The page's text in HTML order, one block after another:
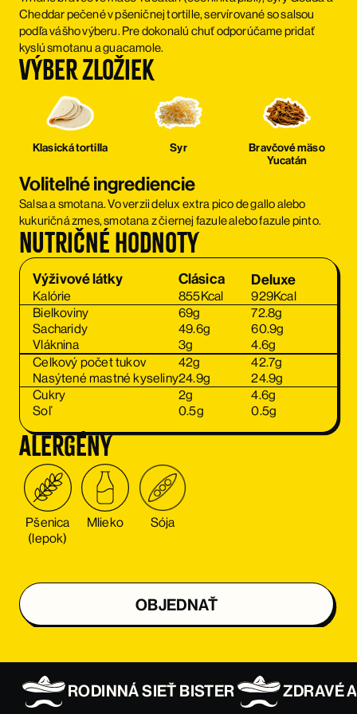
Cheddar pečené v pšeničnej tortille, servírované so salsou
podľa vášho výberu. Pre dokonalú chuť odporúčame pridať
kyslú smotanu a guacamole.
Výber zložiek
Klasická tortilla Syr
Bravčové mäso
Yucatán
Voliteľné ingrediencie
Salsa a smotana. Vo verzii delux extra pico de gallo alebo
kukuričná zmes, smotana z čiernej fazule alebo fazule pinto.
Nutričné hodnoty
Výživové látky
Clásica
Deluxe
Clásica
Deluxe
Kalórie 855Kcal 929Kcal
Bielkoviny
69g 72.8g
Sacharidy
49.6g 60.9g
Vláknina
3g 4.6g
Celkový počet tukov
42g 42.7g
Nasýtené mastné kyseliny24.9g 24.9g
Cukry
2g 4.6g
Soľ
0.5g 0.5g
alergény
Pšenica
(lepok)
Mlieko Sója
OBJEDNAŤ
OBJEDNAŤ
RODINNÁ SIEŤ BISTER ZDRAVÉ